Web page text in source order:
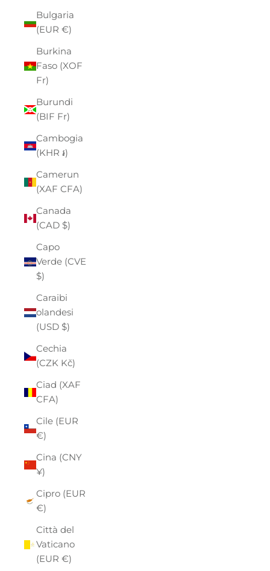
Bulgaria
(EUR €)
Burkina
Faso (XOF
Fr)
Burundi
(BIF Fr)
Cambogia
(KHR ៛)
Camerun
(XAF CFA)
Canada
(CAD $)
Capo
Verde (CVE
$)
Caraibi
olandesi
(USD $)
Cechia
(CZK Kč)
Ciad (XAF
CFA)
Cile (EUR
€)
Cina (CNY
¥)
Cipro (EUR
€)
Città del
Vaticano
(EUR €)